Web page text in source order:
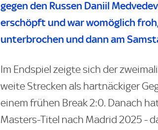
gegen den Russen Daniil
erschöpft und war womöglich
unterbrochen und dann am
Im Endspiel zeigte sich der
weite Strecken als hartnäckiger
einem frühen Break 2:0. Danach
Masters-Titel nach Madrid 2025 -